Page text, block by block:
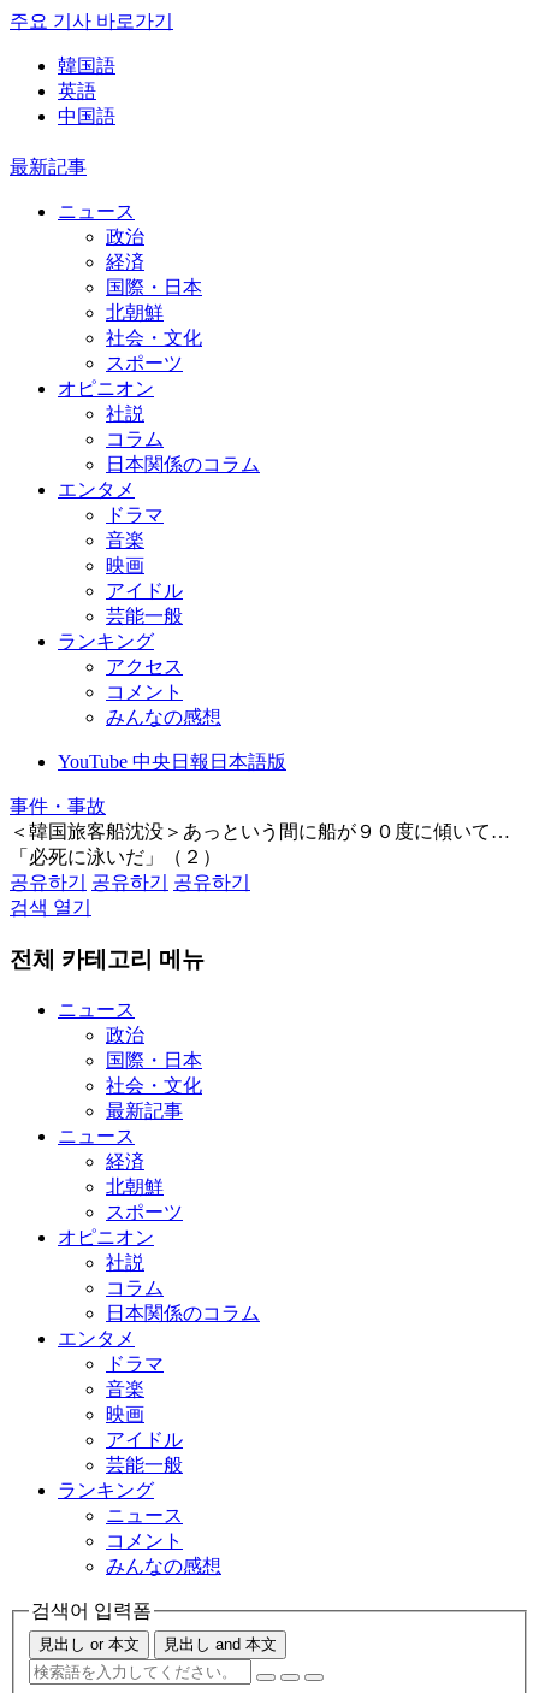
주요 기사 바로가기
韓国語
英語
中国語
最新記事
ニュース
政治
経済
国際・日本
北朝鮮
社会・文化
スポーツ
オピニオン
社説
コラム
日本関係のコラム
エンタメ
ドラマ
音楽
映画
アイドル
芸能一般
ランキング
アクセス
コメント
みんなの感想
YouTube 中央日報日本語版
事件・事故
＜韓国旅客船沈没＞あっという間に船が９０度に傾いて…
「必死に泳いだ」（２）
공유하기
공유하기
공유하기
검색 열기
전체 카테고리 메뉴
ニュース
政治
国際・日本
社会・文化
最新記事
ニュース
経済
北朝鮮
スポーツ
オピニオン
社説
コラム
日本関係のコラム
エンタメ
ドラマ
音楽
映画
アイドル
芸能一般
ランキング
ニュース
コメント
みんなの感想
검색어 입력폼
見出し or 本文 見出し and 本文